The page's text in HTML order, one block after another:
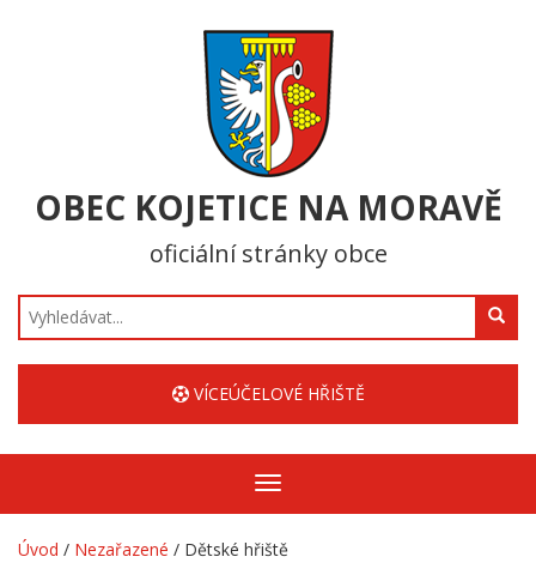
OBEC KOJETICE NA MORAVĚ
oficiální stránky obce
Hledat
VÍCEÚČELOVÉ HŘIŠTĚ
Zobrazit/skrýt
navigaci
Úvod / Nezařazené / Dětské hřiště